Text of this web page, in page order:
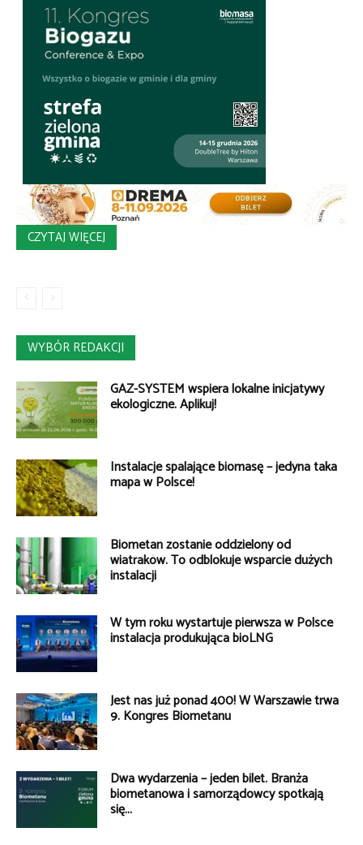
CZYTAJ WIĘCEJ
WYBÓR REDAKCJI
GAZ-SYSTEM wspiera lokalne inicjatywy
ekologiczne. Aplikuj!
Instalacje spalające biomasę – jedyna taka
mapa w Polsce!
Biometan zostanie oddzielony od
wiatraków. To odblokuje wsparcie dużych
instalacji
W tym roku wystartuje pierwsza w Polsce
instalacja produkująca bioLNG
Jest nas już ponad 400! W Warszawie trwa
9. Kongres Biometanu
Dwa wydarzenia – jeden bilet. Branża
biometanowa i samorządowcy spotkają
się...